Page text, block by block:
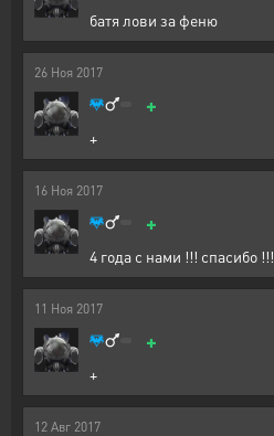
батя лови за феню
26 Ноя 2017
+
+
16 Ноя 2017
+
4 года с нами !!! спасибо !!!
11 Ноя 2017
+
+
12 Авг 2017